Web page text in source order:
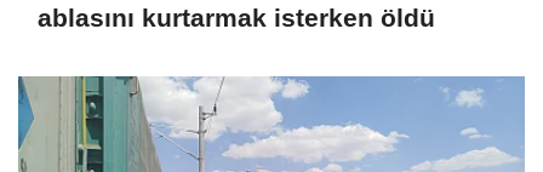
ablasını kurtarmak isterken öldü